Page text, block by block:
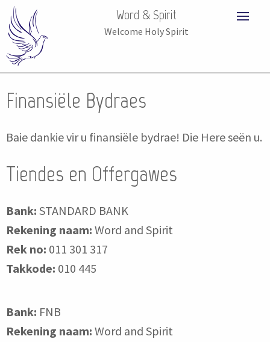
Word & Spirit
Welcome Holy Spirit
Finansiële Bydraes
Baie dankie vir u finansiële bydrae! Die Here seën u.
Tiendes en Offergawes
Bank: STANDARD BANK
Rekening naam: Word and Spirit
Rek no: 011 301 317
Takkode: 010 445
Bank: FNB
Rekening naam: Word and Spirit